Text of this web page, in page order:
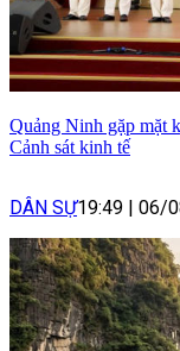
Quảng Ninh gặp mặt
Cảnh sát kinh tế
DÂN SỰ19:49 06/